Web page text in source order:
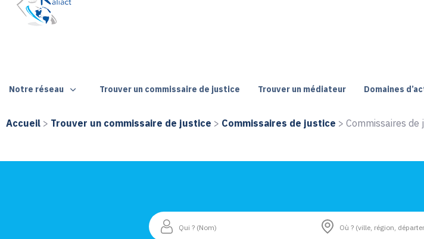
Notre réseau Trouver un commissaire de justice Trouver un médiateur Domaines
Accueil > Trouver un commissaire de justice > Commissaires de justice > Commissaires de